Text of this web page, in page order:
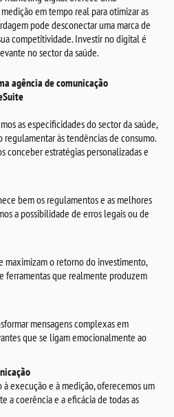
em tempo real para otimizar as
pode desconectar uma marca de
competitividade. Investir no digital é
no sector da saúde.
agência de comunicação
as especificidades do sector da saúde,
às tendências de consumo.
conceber estratégias personalizadas e
bem os regulamentos e as melhores
a possibilidade de erros legais ou de
maximizam o retorno do investimento,
ferramentas que realmente produzem
mensagens complexas em
que se ligam emocionalmente ao
execução e à medição, oferecemos um
a coerência e a eficácia de todas as